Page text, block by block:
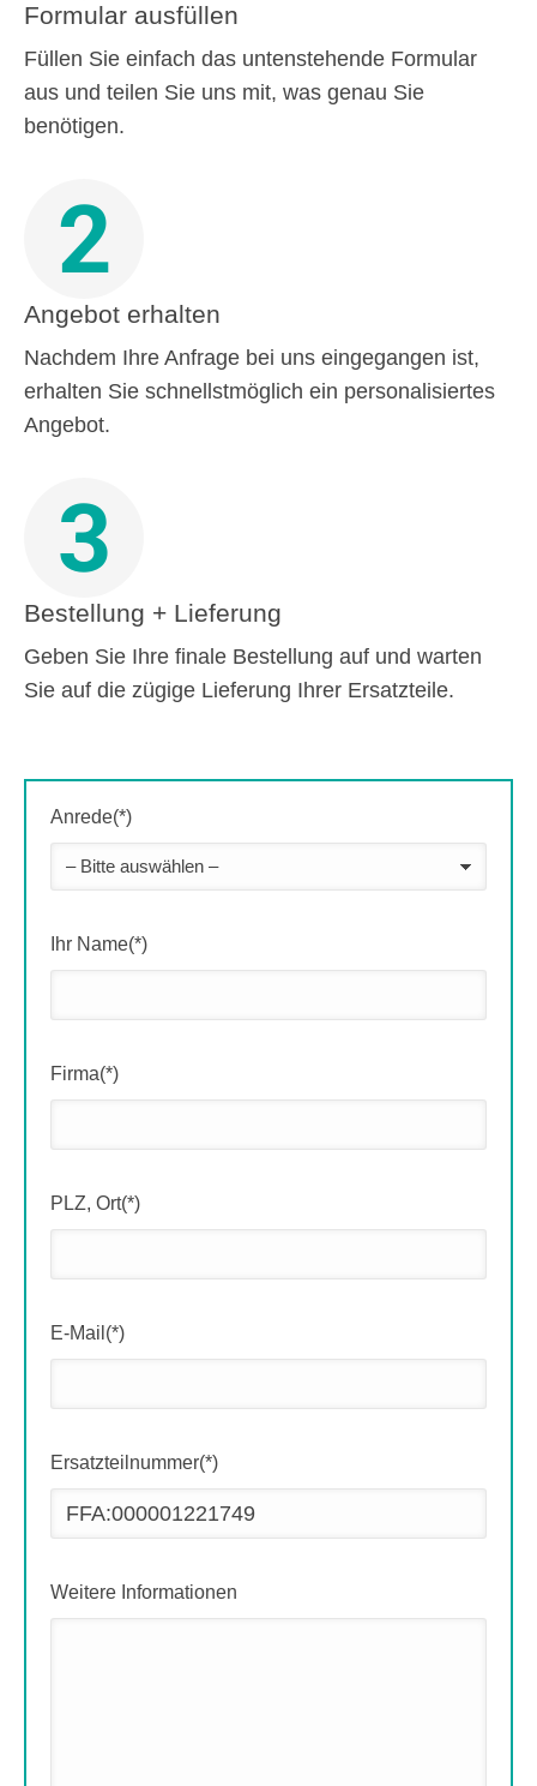
Formular ausfüllen
Füllen Sie einfach das untenstehende Formular
aus und teilen Sie uns mit, was genau Sie
benötigen.
2
Angebot erhalten
Nachdem Ihre Anfrage bei uns eingegangen ist,
erhalten Sie schnellstmöglich ein personalisiertes
Angebot.
3
Bestellung + Lieferung
Geben Sie Ihre finale Bestellung auf und warten
Sie auf die zügige Lieferung Ihrer Ersatzteile.
Anrede(*)
Ihr Name(*)
Firma(*)
PLZ, Ort(*)
E-Mail(*)
Ersatzteilnummer(*)
Weitere Informationen